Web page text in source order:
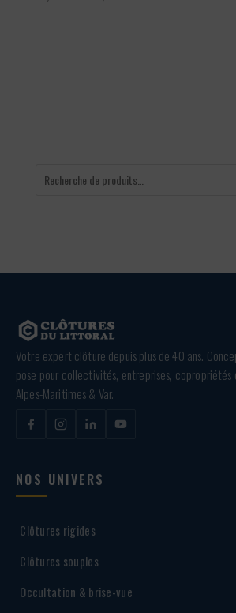
Votre expert clôture depuis plus de 40 ans.
pose pour collectivités, entreprises,
Alpes-Maritimes & Var.
NOS UNIVERS
Clôtures rigides
Clôtures souples
Occultation & brise-vue